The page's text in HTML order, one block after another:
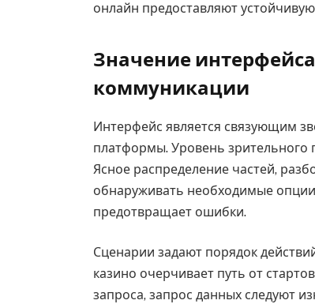
онлайн предоставляют
Значение
коммуникации
Интерфейс является связующим
платформы. Уровень зрительного
Ясное распределение частей,
обнаруживать необходимые
предотвращает ошибки.
Сценарии задают порядок
казино очерчивает путь от
запроса, запрос данных следуют